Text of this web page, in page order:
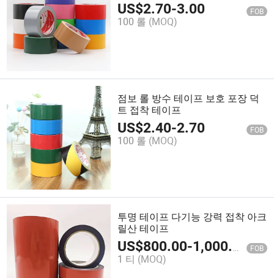
US$2.70-3.00 FOB
100 롤 (MOQ)
점보 롤 방수 테이프 보호 포장 덕
트 접착 테이프
US$2.40-2.70 FOB
100 롤 (MOQ)
투명 테이프 다기능 강력 접착 아크
릴산 테이프
US$800.00-1,000.00 FOB
1 티 (MOQ)